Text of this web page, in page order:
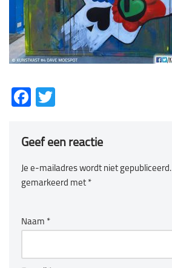
Facebook
Geef een reactie
Je e-mailadres wordt niet gepubliceerd.
gemarkeerd met *
Naam *